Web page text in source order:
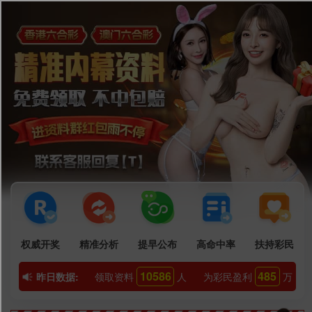
400-888-6966
1 2 3 4
新闻动态
高层火场自救：这些致命错误，你可能还在相信！ 2025-08-14
正压式消防空气呼吸器能够呼吸多久？ 2025-02-28